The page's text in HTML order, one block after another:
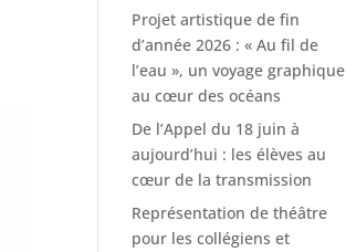
Projet artistique de fin
d’année 2026 : « Au fil de
l’eau », un voyage graphique
au cœur des océans
De l’Appel du 18 juin à
aujourd’hui : les élèves au
cœur de la transmission
Représentation de théâtre
pour les collégiens et